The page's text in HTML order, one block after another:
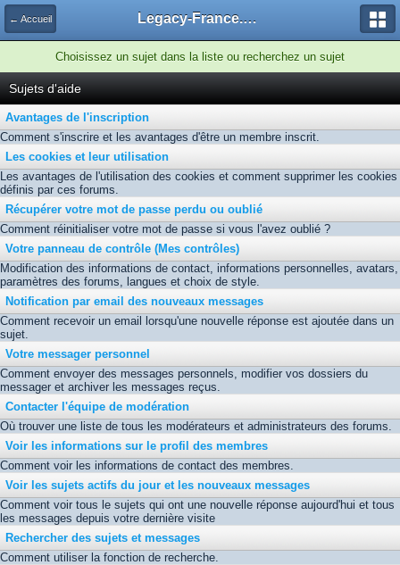
← Accueil Legacy-France.org - Forum
Choisissez un sujet dans la liste ou recherchez un sujet
Sujets d'aide
Avantages de l'inscription
Comment s'inscrire et les avantages d'être un membre inscrit.
Les cookies et leur utilisation
Les avantages de l'utilisation des cookies et comment supprimer les cookies
définis par ces forums.
Récupérer votre mot de passe perdu ou oublié
Comment réinitialiser votre mot de passe si vous l'avez oublié ?
Votre panneau de contrôle (Mes contrôles)
Modification des informations de contact, informations personnelles, avatars,
paramètres des forums, langues et choix de style.
Notification par email des nouveaux messages
Comment recevoir un email lorsqu'une nouvelle réponse est ajoutée dans un
sujet.
Votre messager personnel
Comment envoyer des messages personnels, modifier vos dossiers du
messager et archiver les messages reçus.
Contacter l'équipe de modération
Où trouver une liste de tous les modérateurs et administrateurs des forums.
Voir les informations sur le profil des membres
Comment voir les informations de contact des membres.
Voir les sujets actifs du jour et les nouveaux messages
Comment voir tous le sujets qui ont une nouvelle réponse aujourd'hui et tous
les messages depuis votre dernière visite
Rechercher des sujets et messages
Comment utiliser la fonction de recherche.